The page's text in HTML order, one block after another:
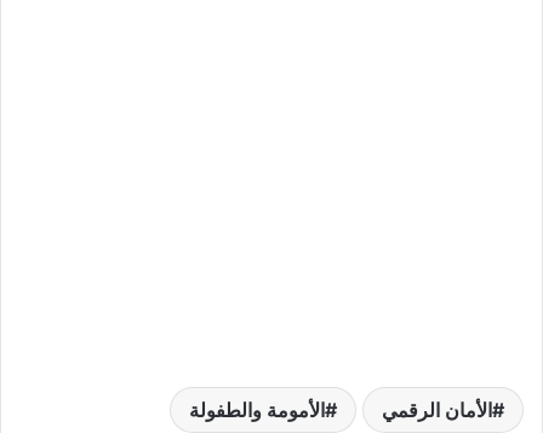
الأمان الرقمي الأمومة والطفولة